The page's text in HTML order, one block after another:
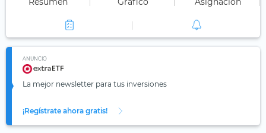
ANUNCIO
La mejor newsletter para tus inversiones
¡Regístrate ahora gratis!